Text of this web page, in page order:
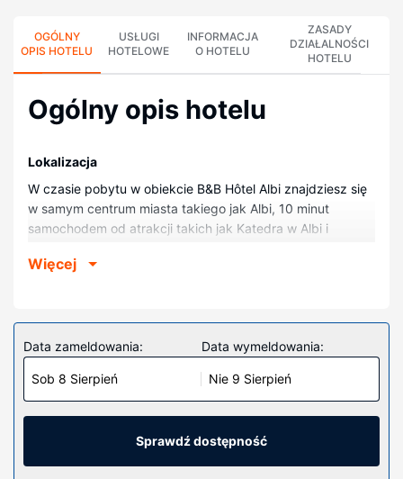
OGÓLNY
OPIS HOTELU
USŁUGI
HOTELOWE
INFORMACJA
O HOTELU
ZASADY
DZIAŁALNOŚCI
HOTELU
Ogólny opis hotelu
Lokalizacja
W czasie pobytu w obiekcie B&B Hôtel Albi znajdziesz się
w samym centrum miasta takiego jak Albi, 10 minut
samochodem od atrakcji takich jak Katedra w Albi i
atrakcji takiej jak Pole golfowe w Albi.
Poczuj się jak w domu w 41 klimatyzowanych pokojach,
których wyposażenie to telewizor płaskoekranowy.
Bezpłatny bezprzewodowy dostęp do internetu zapewni
łączność ze światem, a telewizja satelitarna — rozrywkę.
Prywatna łazienka — wyposażenie: prysznic, bezpłatne
przybory toaletowe i suszarki do włosów. Udogodnienia
obejmują biurka i rolety lub zasłony zaciemniające oraz
Więcej
Data zameldowania:
Sob 8 Sierpień
Data wymeldowania:
Nie 9 Sierpień
Sprawdź dostępność